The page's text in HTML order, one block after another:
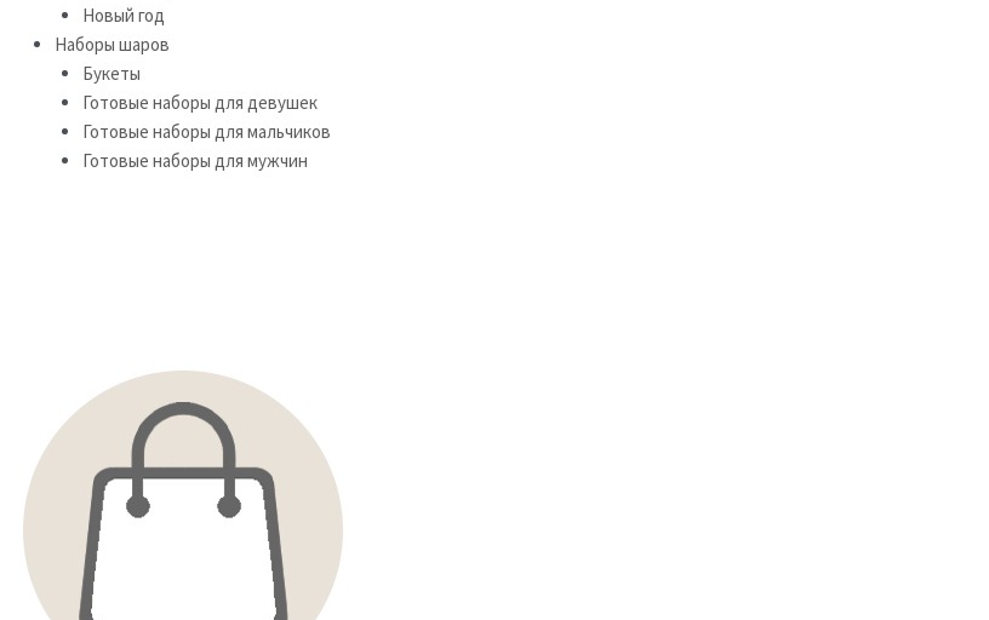
Новый год
Наборы шаров
Букеты
Готовые наборы для девушек
Готовые наборы для мальчиков
Готовые наборы для мужчин